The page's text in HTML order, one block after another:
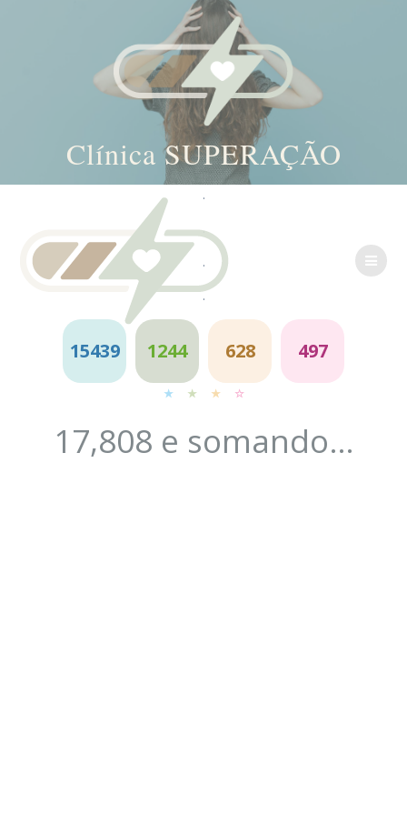
Clínica SUPERAÇÃO
content
.
.
.
.
15439 1244 628 497
★ ★ ★ ☆
17,808 e somando…